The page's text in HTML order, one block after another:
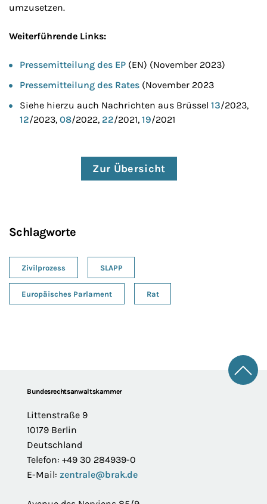
umzusetzen.
Weiterführende Links:
Pressemitteilung des EP (EN) (November 2023)
Pressemitteilung des Rates (November 2023
Siehe hierzu auch Nachrichten aus Brüssel 13/2023,
12/2023, 08/2022, 22/2021, 19/2021
Zur Übersicht
Schlagworte
Zivilprozess SLAPP
Europäisches Parlament Rat
FooterBundesrechtsanwaltskammer
Littenstraße 9
10179 Berlin
Deutschland
Telefon: +49 30 284939-0
E-Mail: zentrale@brak.de